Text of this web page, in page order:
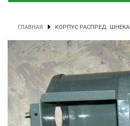
ГЛАВНАЯ КОРПУС РАСПРЕД. ШНЕКА